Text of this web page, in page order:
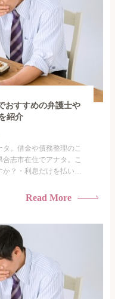
おすすめの弁護士や
紹介
。借金や債務整理のこ
志市在住でアナタ。こ
？・利息だけを払い続
憂鬱になる。・闇金に
Read More